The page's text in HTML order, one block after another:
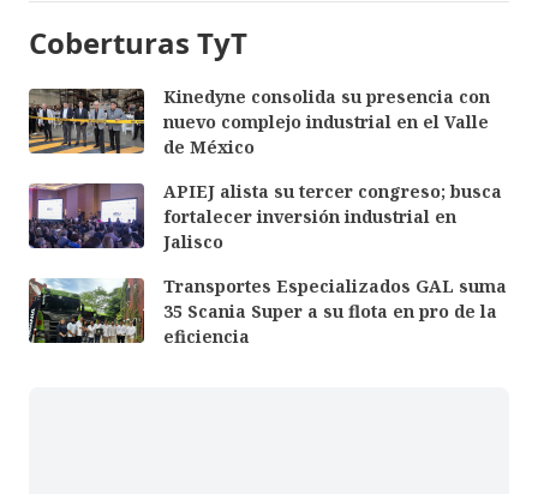
Coberturas TyT
Kinedyne consolida su presencia con
nuevo complejo industrial en el Valle
de México
APIEJ alista su tercer congreso; busca
fortalecer inversión industrial en
Jalisco
Transportes Especializados GAL suma
35 Scania Super a su flota en pro de la
eficiencia